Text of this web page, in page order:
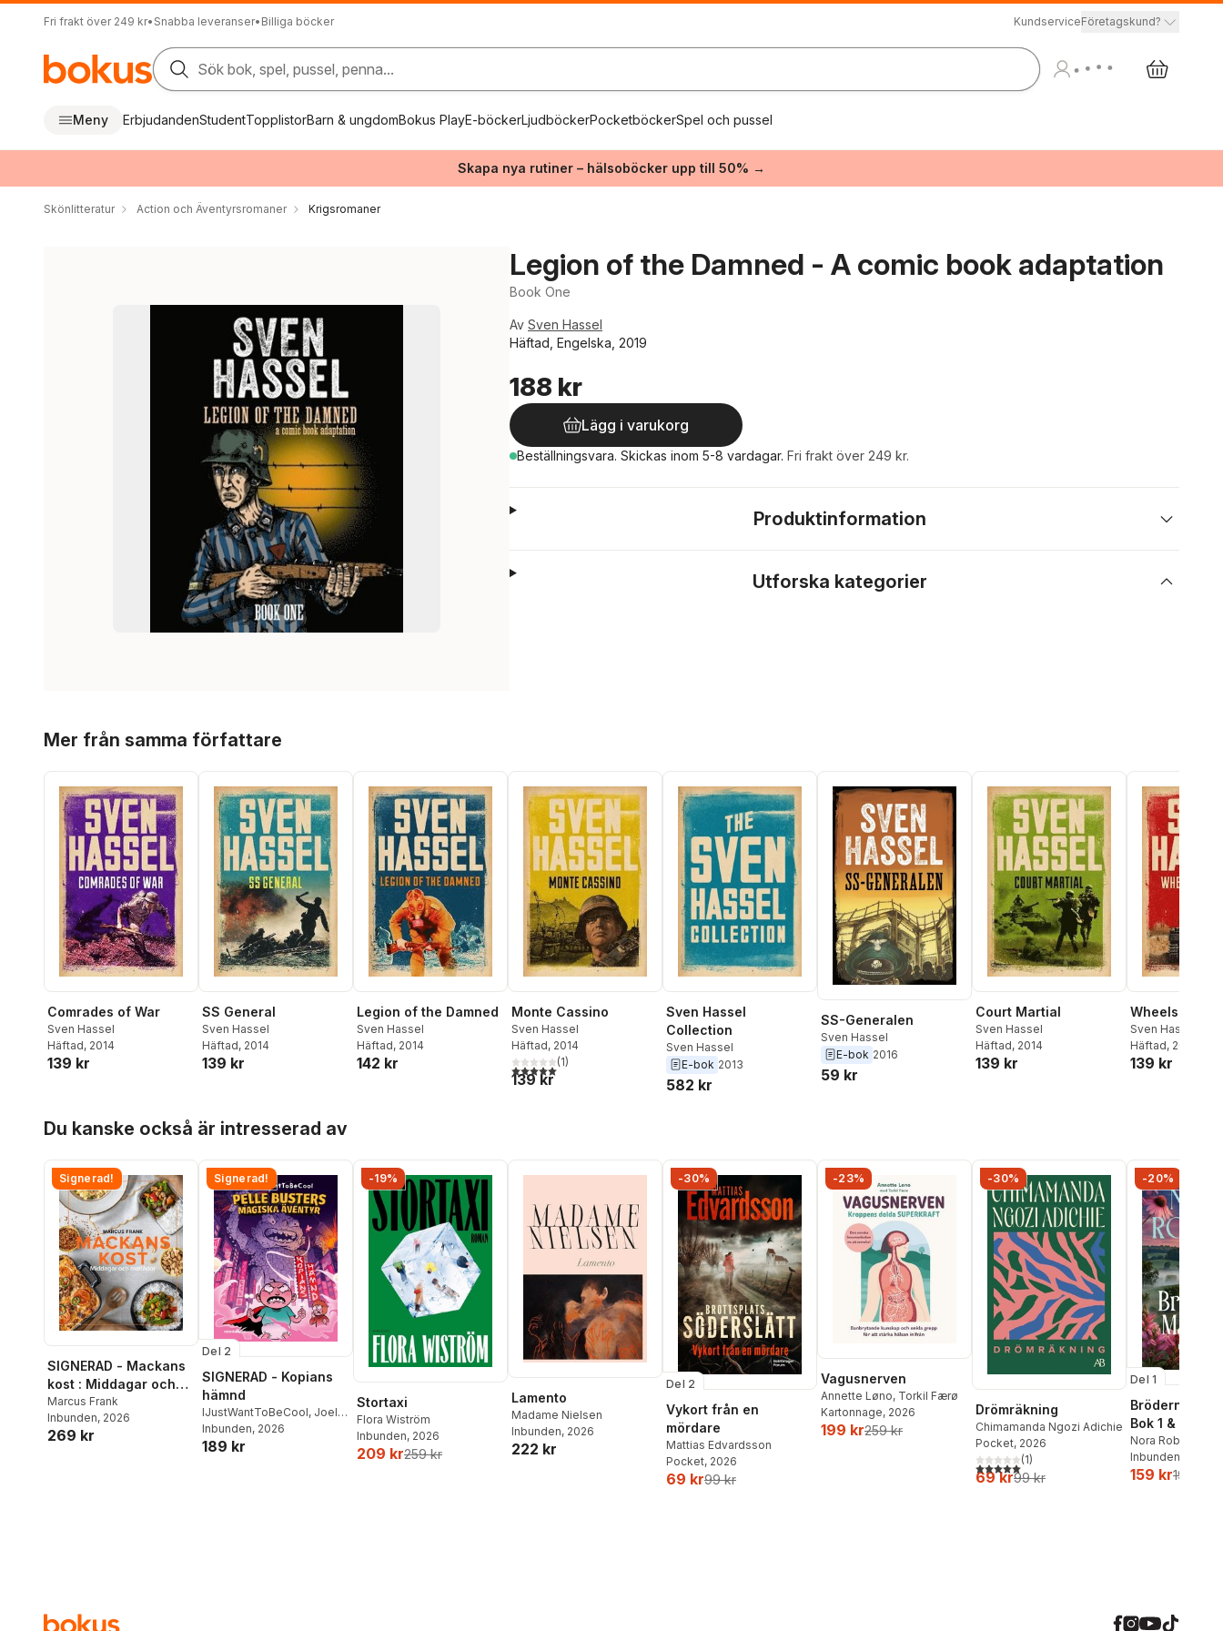
Fri frakt över 249 kr• Snabba leveranser• Billiga böcker KundserviceFöretagskund?
Sök bok, spel, pussel, penna...
Meny ErbjudandenStudentTopplistorBarn & ungdomBokus PlayE-böckerLjudböckerPocketböckerSpel och pussel
Skapa nya rutiner – hälsoböcker upp till 50% →
Skönlitteratur Action och Äventyrsromaner Krigsromaner
Legion of the Damned - A comic book adaptation
Book One
Av Sven Hassel
Häftad, Engelska, 2019
188 kr
Lägg i varukorg
Beställningsvara. Skickas inom 5-8 vardagar. Fri frakt över 249 kr.
Produktinformation
Utforska kategorier
Mer från samma författare
Comrades of War
Sven Hassel
Häftad, 2014
139 kr
SS General
Sven Hassel
Häftad, 2014
139 kr
Legion of the Damned
Sven Hassel
Häftad, 2014
142 kr
Monte Cassino
Sven Hassel
Häftad, 2014
5,0utav 5 stjärnor. Totalt antal röster:
(1)
139 kr
Sven Hassel
Collection
Sven Hassel
E-bok 2013
582 kr
SS-Generalen
Sven Hassel
E-bok 2016
59 kr
Court Martial
Sven Hassel
Häftad, 2014
139 kr
Wheels of
Sven Hassel
Häftad, 2014
139 kr
Du kanske också är intresserad av
Signerad!
SIGNERAD - Mackans
kost : Middagar och
matlådor
Marcus Frank
Inbunden, 2026
269 kr
Signerad!
Del 2
SIGNERAD - Kopians
hämnd
IJustWantToBeCool, Joel
Adolphson,Emil Ejdemo
Beer ,Victor Beer
Inbunden, 2026
189 kr
-19%
Stortaxi
Flora Wiström
Inbunden, 2026
209 kr259 kr
Lamento
Madame Nielsen
Inbunden, 2026
222 kr
-30%
Del 2
Vykort från en
mördare
Mattias Edvardsson
Pocket, 2026
69 kr99 kr
-23%
Vagusnerven
Annette Løno, Torkil Færø
Kartonnage, 2026
199 kr259 kr
-30%
Drömräkning
Chimamanda Ngozi Adichie
Pocket, 2026
5,0utav 5 stjärnor. Totalt antal röster:
(1)
69 kr99 kr
-20%
Del 1
Bröderna
Bok 1 & 2
Nora Roberts
Inbunden
159 kr199 kr